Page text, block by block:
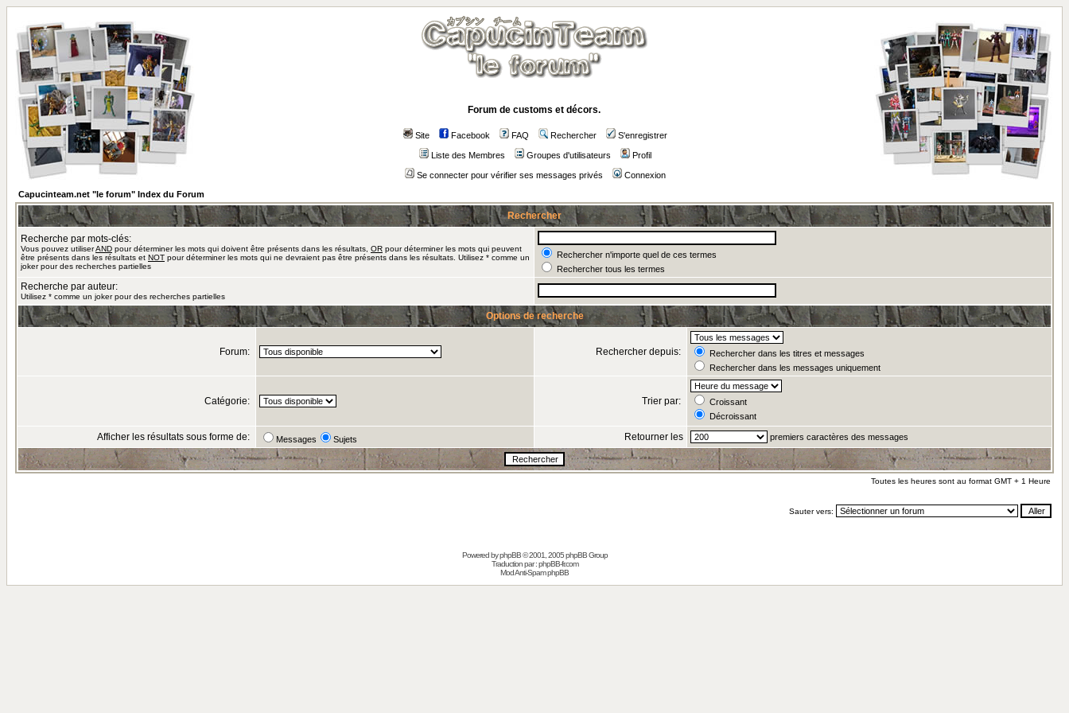
Forum de customs et décors.
Site Facebook FAQ Rechercher S'enregistrer
Liste des Membres Groupes d'utilisateurs Profil
Se connecter pour vérifier ses messages privés
Connexion
Capucinteam.net "le forum" Index du Forum
Rechercher
Recherche par mots-clés:
Vous pouvez utiliserAND pour déterminer les mots qui doivent être présents dans les résultats, OR pour déterminer les mots qui peuvent
être présents dans les résultats et NOT pour déterminer les mots qui ne devraient pas être présents dans les résultats. Utilisez * comme un
joker pour des recherches partielles
Rechercher n'importe quel de ces termes
Rechercher tous les termes
Recherche par auteur:
Utilisez * comme un joker pour des recherches partielles
Options de recherche
Forum: Rechercher depuis:
Rechercher dans les titres et messages
Rechercher dans les messages uniquement
Catégorie: Trier par:
Croissant
Décroissant
Afficher les résultats sous forme de: Messages Sujets Retourner les premiers caractères des messages
Toutes les heures sont au format GMT + 1 Heure
Sauter vers:
Powered byphpBB© 2001, 2005 phpBB Group
Traduction par :phpBB-fr.com
Mod Anti-Spam phpBB